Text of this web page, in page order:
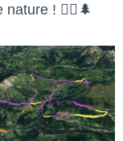
! 🚵‍♂️🌲